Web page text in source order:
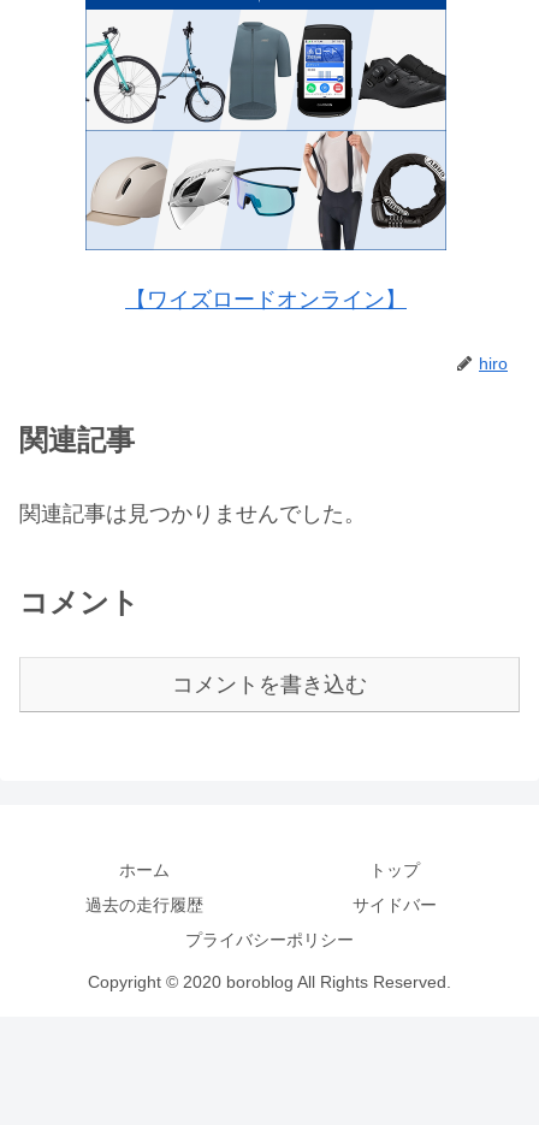
【ワイズロードオンライン】
hiro
関連記事
関連記事は見つかりませんでした。
コメント
コメントを書き込む
ホーム
トップ
過去の走行履歴
サイドバー
プライバシーポリシー
Copyright © 2020 boroblog All Rights Reserved.